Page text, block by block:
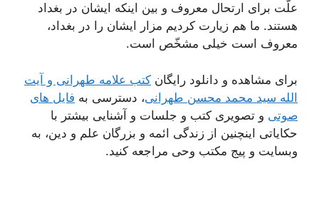
علّت برای ارتحال معروف و بین اینكه ایشان در بغداد
هستند. ما هم زیارت كردیم مزار ایشان را در بغداد،
معروف است خیلی مشخّص است.
برای مشاهده و دانلود رایگان کتب علامه طهرانی و آیت
الله سید محمد محسن طهرانی، دسترسی به فایل های
صوتی و تصویری کتب و جلسات و آشنایی بیشتر با
حکایاتی اینچنین از زندگی ائمه و بزرگان علم و دین، به
وبسایت و پیج مکتب وحی مراجعه کنید.